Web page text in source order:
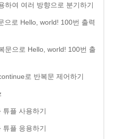
하여 여러 방향으로 분기하기
으로 Hello, world! 100번 출력
문으로 Hello, world! 100번 출
로 반복문 제어하기
튜플 사용하기
튜플 응용하기